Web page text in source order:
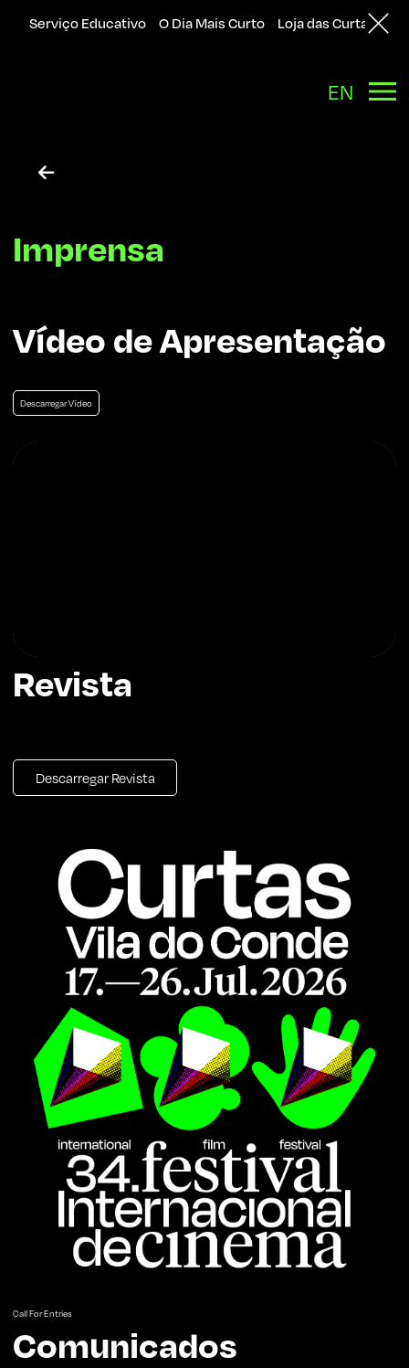
Serviço Educativo O Dia Mais Curto Loja das Curtas
EN

Imprensa
Vídeo de Apresentação
Descarregar Vídeo
Revista
Descarregar Revista
Call For Entries
Comunicados